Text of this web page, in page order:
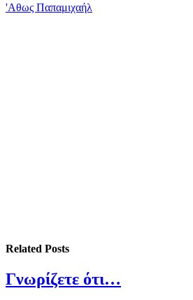
'Αθως Παπαμιχαήλ
Related Posts
Γνωρίζετε ότι…